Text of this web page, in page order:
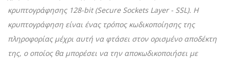
κρυπτογράφησης 128-bit (Secure Sockets Layer - SSL). Η
κρυπτογράφηση είναι ένας τρόπος κωδικοποίησης της
πληροφορίας μέχρι αυτή να φτάσει στον ορισμένο αποδέκτη
της, ο οποίος θα μπορέσει να την αποκωδικοποιήσει με